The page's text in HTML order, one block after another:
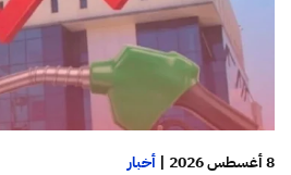
8 أغسطس 2026 | أخبار